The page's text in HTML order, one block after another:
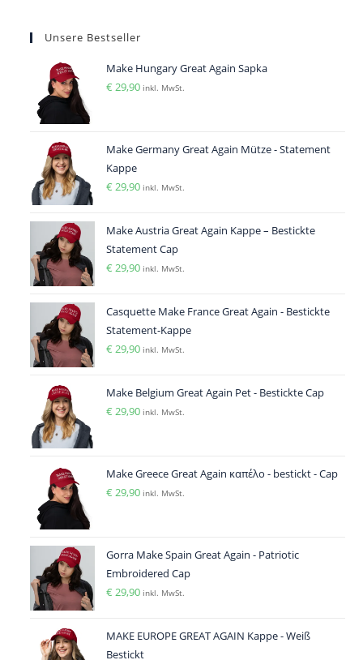
Unsere Bestseller
Make Hungary Great Again Sapka
€ 29,90 inkl. MwSt.
Make Germany Great Again Mütze - Statement
Kappe
€ 29,90 inkl. MwSt.
Make Austria Great Again Kappe – Bestickte
Statement Cap
€ 29,90 inkl. MwSt.
Casquette Make France Great Again - Bestickte
Statement-Kappe
€ 29,90 inkl. MwSt.
Make Belgium Great Again Pet - Bestickte Cap
€ 29,90 inkl. MwSt.
Make Greece Great Again καπέλο - bestickt - Cap
€ 29,90 inkl. MwSt.
Gorra Make Spain Great Again - Patriotic
Embroidered Cap
€ 29,90 inkl. MwSt.
MAKE EUROPE GREAT AGAIN Kappe - Weiß
Bestickt